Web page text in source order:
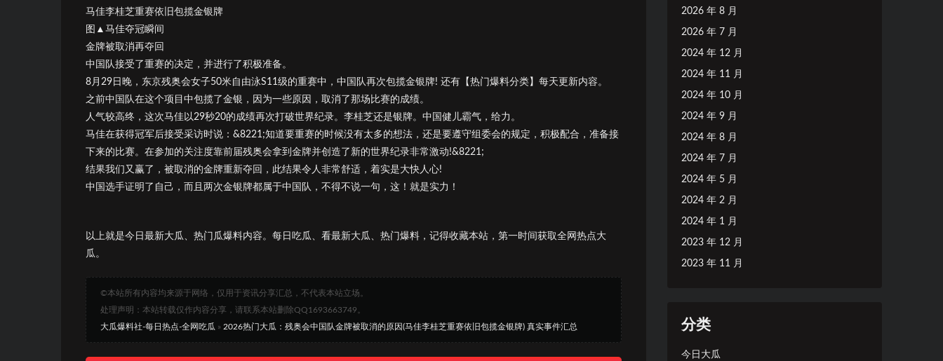
马佳李桂芝重赛依旧包揽金银牌
图▲马佳夺冠瞬间
金牌被取消再夺回
中国队接受了重赛的决定，并进行了积极准备。
8月29日晚，东京残奥会女子50米自由泳S11级的重赛中，中国队再次包揽金银牌! 还有【热门爆料分类】每天更新内容。
之前中国队在这个项目中包揽了金银，因为一些原因，取消了那场比赛的成绩。
人气较高终，这次马佳以29秒20的成绩再次打破世界纪录。李桂芝还是银牌。中国健儿霸气，给力。
马佳在获得冠军后接受采访时说：&8221;知道要重赛的时候没有太多的想法，还是要遵守组委会的规定，积极配合，准备接
下来的比赛。在参加的关注度靠前届残奥会拿到金牌并创造了新的世界纪录非常激动!&8221;
结果我们又赢了，被取消的金牌重新夺回，此结果令人非常舒适，着实是大快人心!
中国选手证明了自己，而且两次金银牌都属于中国队，不得不说一句，这！就是实力！
以上就是今日最新大瓜、热门瓜爆料内容。每日吃瓜、看最新大瓜、热门爆料，记得收藏本站，第一时间获取全网热点大
瓜。
©本站所有内容均来源于网络，仅用于资讯分享汇总，不代表本站立场。
处理声明：本站转载仅作内容分享，请联系本站删除QQ1693663749。
大瓜爆料社-每日热点-全网吃瓜 » 2026热门大瓜：残奥会中国队金牌被取消的原因(马佳李桂芝重赛依旧包揽金银牌) 真实事件汇总
2026 年 8 月
2026 年 7 月
2024 年 12 月
2024 年 11 月
2024 年 10 月
2024 年 9 月
2024 年 8 月
2024 年 7 月
2024 年 5 月
2024 年 2 月
2024 年 1 月
2023 年 12 月
2023 年 11 月
分类
今日大瓜